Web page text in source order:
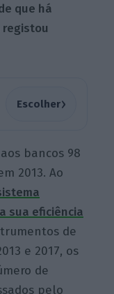
que há
registou
Escolher›
bancos 98
2013. Ao
sua eficiência
de
e 2017, os
de
pelo